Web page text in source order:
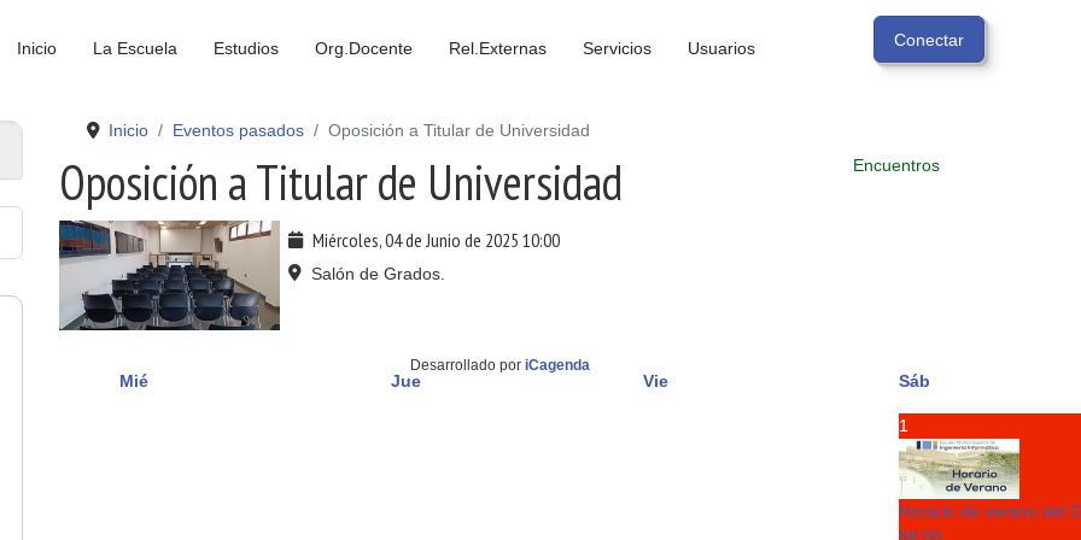
Inicio La Escuela Estudios Org.Docente Rel.Externas Servicios Usuarios
Mié Jue Vie Sáb
1
Horario de verano del
Inicio Eventos pasados Oposición a Titular de Universidad
Oposición a Titular de Universidad Encuentros
Miércoles, 04 de Junio de 2025 10:00
Salón de Grados.
Desarrollado por iCagenda